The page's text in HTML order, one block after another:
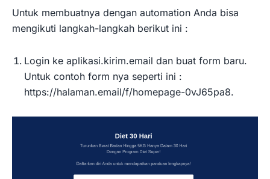
Untuk membuatnya dengan automation Anda bisa
mengikuti langkah-langkah berikut ini :
Login ke aplikasi.kirim.email dan buat form baru.
Untuk contoh form nya seperti ini :
https://halaman.email/f/homepage-0vJ65pa8.